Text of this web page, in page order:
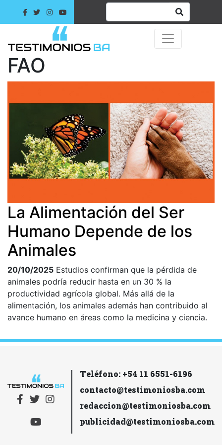
FAO
La Alimentación del Ser
Humano Depende de los
Animales
20/10/2025 Estudios confirman que la pérdida de
animales podría reducir hasta en un 30 % la
productividad agrícola global. Más allá de la
alimentación, los animales además han contribuido al
avance humano en áreas como la medicina y ciencia.
Teléfono: +54 11 6551-6196
contacto@testimoniosba.com
redaccion@testimoniosba.com
publicidad@testimoniosba.com